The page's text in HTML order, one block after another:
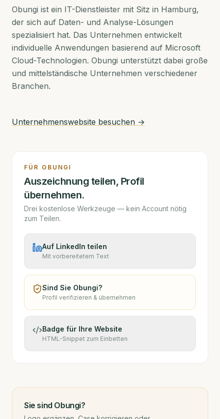
Obungi ist ein IT-Dienstleister mit Sitz in Hamburg,
der sich auf Daten- und Analyse-Lösungen
spezialisiert hat. Das Unternehmen entwickelt
individuelle Anwendungen basierend auf Microsoft
Cloud-Technologien. Obungi unterstützt dabei große
und mittelständische Unternehmen verschiedener
Branchen.
Unternehmenswebsite besuchen →
FÜR OBUNGI
Auszeichnung teilen, Profil
übernehmen.
Drei kostenlose Werkzeuge — kein Account nötig
zum Teilen.
Auf LinkedIn teilen
Mit vorbereitetem Text
Sind Sie Obungi?
Profil verifizieren & übernehmen
Badge für Ihre Website
HTML-Snippet zum Einbetten
Sie sind Obungi?